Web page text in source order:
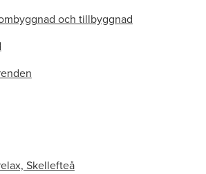
och tillbyggnad
Skellefteå